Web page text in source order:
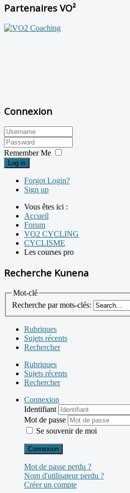
Partenaires VO²
Connexion
Remember Me
Log in
Forgot Login?
Sign up
Vous êtes ici :
Accueil
Forum
VO2 CYCLING
CYCLISME
Les courses pro
Recherche Kunena
Mot-clé
Recherche par mots-clés:
Rubriques
Sujets récents
Rechercher
Rubriques
Sujets récents
Rechercher
Connexion
Identifiant
Mot de passe
Se souvenir de moi
Connexion
Mot de passe perdu ?
Nom d'utilisateur perdu ?
Créer un compte